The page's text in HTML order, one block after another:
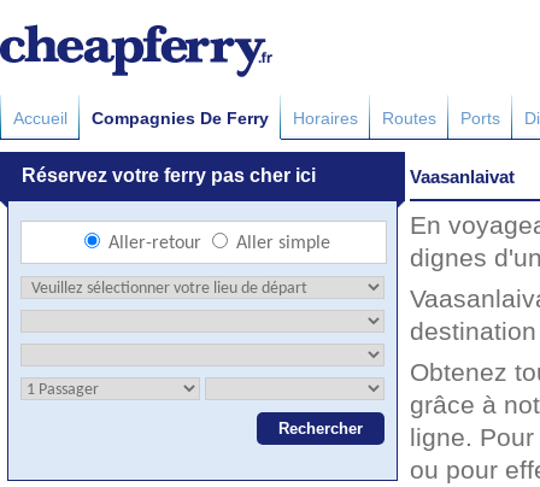
Accueil Compagnies De Ferry Horaires Routes Ports
Vaasanlaivat
En
dignes
Obtenez
grâce à
ligne.
ou pour